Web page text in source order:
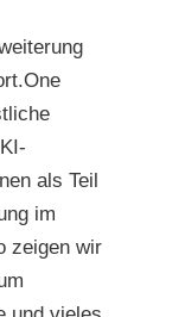
als Teil
im
zeigen wir